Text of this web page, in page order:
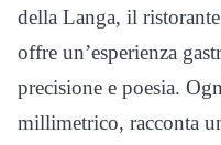
della Langa, il
offre un’esperienza
precisione e poesia.
millimetrico, racconta